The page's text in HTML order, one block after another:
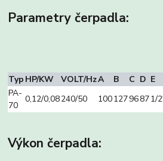
Parametry čerpadla:
Typ HP/KW VOLT/HzA B C D E
PA-
70
0,12/0,08240/50 10012796871/
Výkon čerpadla: